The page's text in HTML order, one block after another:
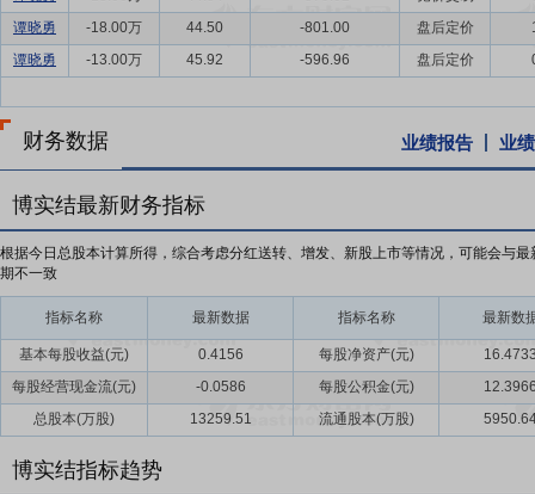
谭晓勇
-18.00万 44.50 -801.00 盘后定价
谭晓勇
-13.00万 45.92 -596.96 盘后定价
财务数据 业绩报告 业
博实结最新财务指标
根据今日总股本计算所得，综合考虑分红送转、增发、新股上市等情况，可能会与最
期不一致
指标名称 最新数据 指标名称 最新数
基本每股收益(元) 0.4156 每股净资产(元)
每股经营现金流(元)
-0.0586 每股公积金(元)
总股本(万股)
13259.51 流通股本(万股)
博实结指标趋势